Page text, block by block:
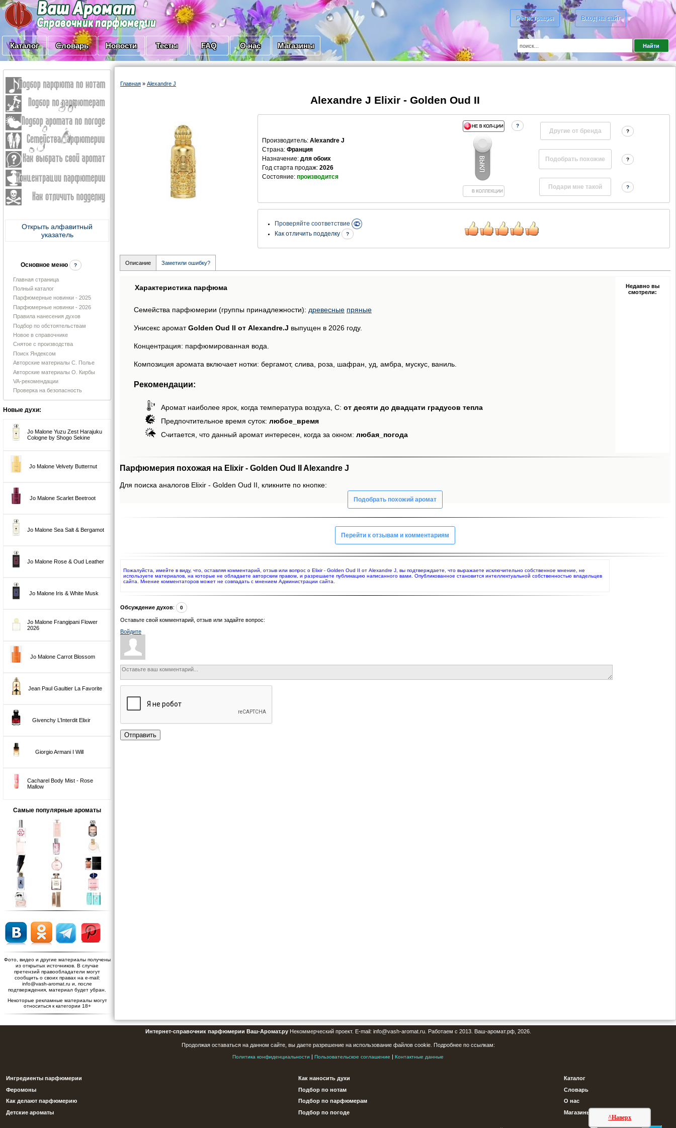
Регистрация Вход на сайт
Каталог Словарь Новости Тесты FAQ О нас Магазины
Открыть алфавитный
указатель
Основное меню ?
Главная страница
Полный каталог
Парфюмерные новинки - 2025
Парфюмерные новинки - 2026
Правила нанесения духов
Подбор по обстоятельствам
Новое в справочнике
Снятое с производства
Поиск Яндексом
Авторские материалы С. Полье
Авторские материалы О. Кирбы
VA-рекомендации
Проверка на безопасность
Новые духи:
Jo Malone Yuzu Zest Harajuku
Cologne by Shogo Sekine
Jo Malone Velvety Butternut
Jo Malone Scarlet Beetroot
Jo Malone Sea Salt & Bergamot
Jo Malone Rose & Oud Leather
Jo Malone Iris & White Musk
Jo Malone Frangipani Flower
2026
Jo Malone Carrot Blossom
Jean Paul Gaultier La Favorite
Givenchy L’Interdit Elixir
Giorgio Armani I Will
Cacharel Body Mist - Rose
Mallow
Самые популярные ароматы
Фото, видео и другие материалы получены
из открытых источников. В случае
претензий правообладатели могут
сообщить о своих правах на e-mail:
info@vash-aromat.ru и, после
подтверждения, материал будет убран.
Некоторые рекламные материалы могут
относиться к категории 18+
Главная » Alexandre J
Alexandre J Elixir - Golden Oud II
Производитель: Alexandre J
Страна: Франция
Назначение: для обоих
Год старта продаж: 2026
Состояние: производится
?
Другие от бренда ?
?
?
Проверяйте соответствие
Как отличить подделку
?
Описание Заметили ошибку?
Характеристика парфюма
Семейства парфюмерии (группы принадлежности): древесные пряные
Унисекс ароматGolden Oud II от Alexandre.J выпущен в 2026 году.
Концентрация: парфюмированная вода.
Композиция аромата включает нотки: бергамот, слива, роза, шафран, уд, амбра, мускус, ваниль.
Рекомендации:
Аромат наиболее ярок, когда температура воздуха, С: от десяти до двадцати градусов тепла
Предпочтительное время суток: любое_время
Считается, что данный аромат интересен, когда за окном: любая_погода
Недавно вы
смотрели:
Парфюмерия похожая на Elixir - Golden Oud II Alexandre J
Для поиска аналогов Elixir - Golden Oud II, кликните по кнопке:
Подобрать похожий аромат
Перейти к отзывам и комментариям
Пожалуйста, имейте в виду, что, оставляя комментарий, отзыв или вопрос о Elixir - Golden Oud II от Alexandre J, вы подтверждаете, что выражаете исключительно собственное мнение, не
используете материалов, на которые не обладаете авторским правом, и разрешаете публикацию написанного вами. Опубликованное становится интеллектуальной собственностью владельцев
сайта. Мнение комментаторов может не совпадать с мнением Администрации сайта.
Обсуждение духов: 0
Оставьте свой комментарий, отзыв или задайте вопрос:
Войдите
Отправить
^Наверх
Интернет-справочник парфюмерии Ваш-Аромат.руНекоммерческий проект. E-mail: info@vash-aromat.ru. Работаем с 2013. Ваш-аромат.рф, 2026.
Продолжая оставаться на данном сайте, вы даете разрешение на использование файлов cookie. Подробнее по ссылкам:
Политика конфиденциальности | Пользовательское соглашение | Контактные данные
Ингредиенты парфюмерии
Феромоны
Как делают парфюмерию
Детские ароматы
Как наносить духи
Подбор по нотам
Подбор по парфюмерам
Подбор по погоде
Каталог
Словарь
О нас
Магазины